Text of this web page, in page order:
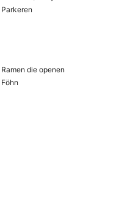
Parkeren
Ramen die openen
Föhn